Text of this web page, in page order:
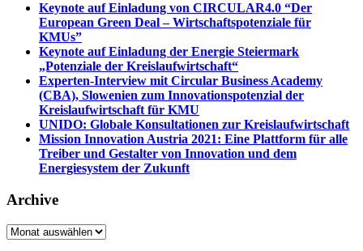
Keynote auf Einladung von CIRCULAR4.0 “Der
European Green Deal – Wirtschaftspotenziale für
KMUs”
Keynote auf Einladung der Energie Steiermark
„Potenziale der Kreislaufwirtschaft“
Experten-Interview mit Circular Business Academy
(CBA), Slowenien zum Innovationspotenzial der
Kreislaufwirtschaft für KMU
UNIDO: Globale Konsultationen zur Kreislaufwirtschaft
Mission Innovation Austria 2021: Eine Plattform für alle
Treiber und Gestalter von Innovation und dem
Energiesystem der Zukunft
Archive
Archive